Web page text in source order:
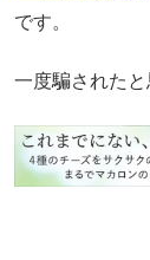
です。
一度騙されたと